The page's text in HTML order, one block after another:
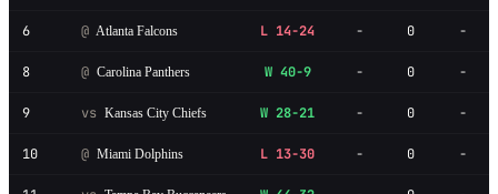
6 @ Atlanta Falcons L 14-24 - 0 -
8 @ Carolina Panthers W 40-9 - 0 -
9 vs Kansas City Chiefs W 28-21 - 0 -
10 @ Miami Dolphins L 13-30 - 0 -